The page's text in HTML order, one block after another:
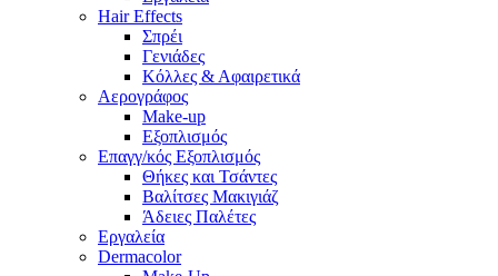
Hair Effects
Σπρέι
Γενιάδες
Κόλλες & Αφαιρετικά
Αερογράφος
Make-up
Εξοπλισμός
Επαγγ/κός Εξοπλισμός
Θήκες και Τσάντες
Βαλίτσες Μακιγιάζ
Άδειες Παλέτες
Εργαλεία
Dermacolor